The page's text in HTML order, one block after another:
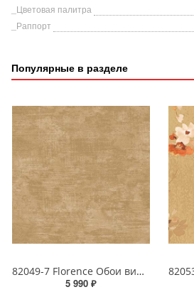
_Цветовая палитра
_Раппорт
Популярные в разделе
82049-7 Florence Обои виниловые на бумажной основе 1.06*15.6
5 990 ₽